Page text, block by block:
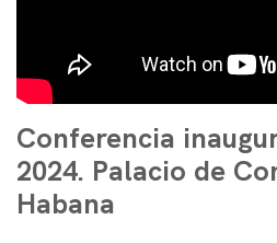
Conferencia
2024. Palacio de
Habana